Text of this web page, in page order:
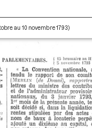
au 10 novembre 1793)